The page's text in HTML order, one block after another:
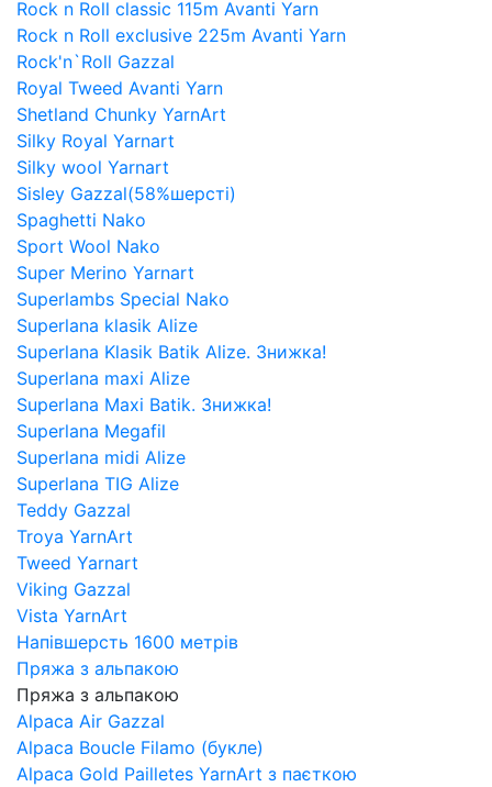
Rock n Roll classic 115m Avanti Yarn
Rock n Roll exclusive 225m Avanti Yarn
Rock'n`Roll Gazzal
Royal Tweed Avanti Yarn
Shetland Chunky YarnArt
Silky Royal Yarnart
Silky wool Yarnart
Sisley Gazzal(58%шерсті)
Spaghetti Nako
Sport Wool Nako
Super Merino Yarnart
Superlambs Special Nako
Superlana klasik Alize
Superlana Klasik Batik Alize. Знижка!
Superlana maxi Alize
Superlana Maxi Batik. Знижка!
Superlana Megafil
Superlana midi Alize
Superlana TIG Alize
Teddy Gazzal
Troya YarnArt
Tweed Yarnart
Viking Gazzal
Vista YarnArt
Напівшерсть 1600 метрів
Пряжа з альпакою
Пряжа з альпакою
Alpaca Air Gazzal
Alpaca Boucle Filamo (букле)
Alpaca Gold Pailletes YarnArt з паєткою